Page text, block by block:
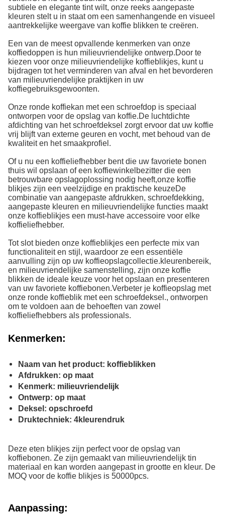
subtiele en elegante tint wilt, onze reeks aangepaste
kleuren stelt u in staat om een samenhangende en visueel
aantrekkelijke weergave van koffie blikken te creëren.
Een van de meest opvallende kenmerken van onze
koffiedoppen is hun milieuvriendelijke ontwerp.Door te
kiezen voor onze milieuvriendelijke koffieblikjes, kunt u
bijdragen tot het verminderen van afval en het bevorderen
van milieuvriendelijke praktijken in uw
koffiegebruiksgewoonten.
Onze ronde koffiekan met een schroefdop is speciaal
ontworpen voor de opslag van koffie.De luchtdichte
afdichting van het schroefdeksel zorgt ervoor dat uw koffie
vrij blijft van externe geuren en vocht, met behoud van de
kwaliteit en het smaakprofiel.
Of u nu een koffieliefhebber bent die uw favoriete bonen
thuis wil opslaan of een koffiewinkelbezitter die een
betrouwbare opslagoplossing nodig heeft,onze koffie
blikjes zijn een veelzijdige en praktische keuzeDe
combinatie van aangepaste afdrukken, schroefdekking,
aangepaste kleuren en milieuvriendelijke functies maakt
onze koffieblikjes een must-have accessoire voor elke
koffieliefhebber.
Tot slot bieden onze koffieblikjes een perfecte mix van
functionaliteit en stijl, waardoor ze een essentiële
aanvulling zijn op uw koffieopslagcollectie.kleurenbereik,
en milieuvriendelijke samenstelling, zijn onze koffie
blikken de ideale keuze voor het opslaan en presenteren
van uw favoriete koffiebonen.Verbeter je koffieopslag met
onze ronde koffieblik met een schroefdeksel., ontworpen
om te voldoen aan de behoeften van zowel
koffieliefhebbers als professionals.
Kenmerken:
Naam van het product: koffieblikken
Afdrukken: op maat
Kenmerk: milieuvriendelijk
Ontwerp: op maat
Deksel: opschroefd
Druktechniek: 4kleurendruk
Deze eten blikjes zijn perfect voor de opslag van
koffiebonen. Ze zijn gemaakt van milieuvriendelijk tin
materiaal en kan worden aangepast in grootte en kleur. De
MOQ voor de koffie blikjes is 50000pcs.
Aanpassing: